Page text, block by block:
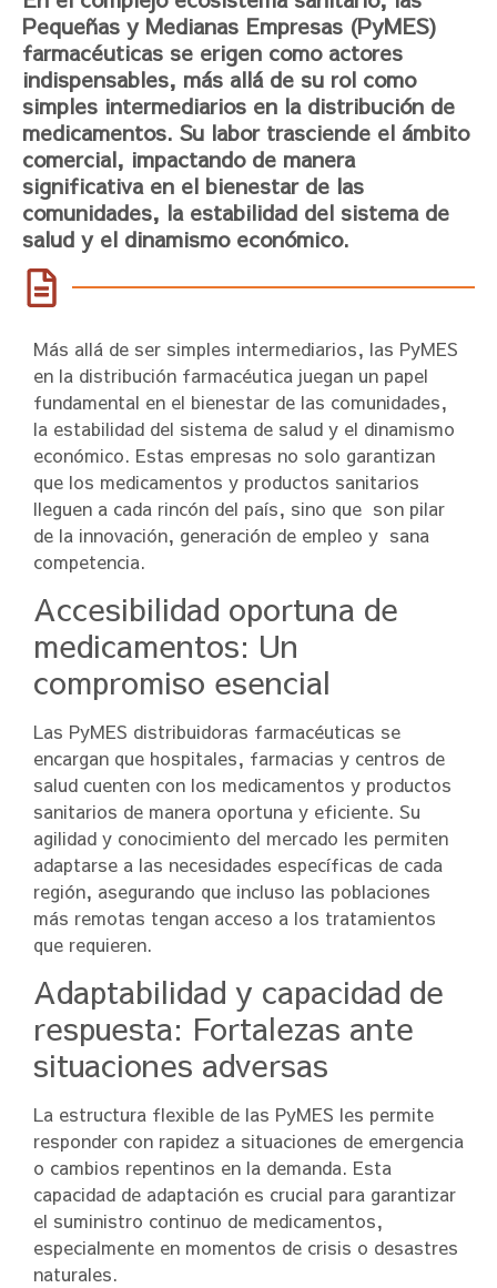
Pequeñas y Medianas Empresas (PyMES)
farmacéuticas se erigen como actores
indispensables, más allá de su rol como
simples intermediarios en la distribución de
medicamentos. Su labor trasciende el ámbito
comercial, impactando de manera
significativa en el bienestar de las
comunidades, la estabilidad del sistema de
salud y el dinamismo económico.
Más allá de ser simples intermediarios, las PyMES
en la distribución farmacéutica juegan un papel
fundamental en el bienestar de las comunidades,
la estabilidad del sistema de salud y el dinamismo
económico. Estas empresas no solo garantizan
que los medicamentos y productos sanitarios
lleguen a cada rincón del país, sino que son pilar
de la innovación, generación de empleo y sana
competencia.
Accesibilidad oportuna de
medicamentos: Un
compromiso esencial
Las PyMES distribuidoras farmacéuticas se
encargan que hospitales, farmacias y centros de
salud cuenten con los medicamentos y productos
sanitarios de manera oportuna y eficiente. Su
agilidad y conocimiento del mercado les permiten
adaptarse a las necesidades específicas de cada
región, asegurando que incluso las poblaciones
más remotas tengan acceso a los tratamientos
que requieren.
Adaptabilidad y capacidad de
respuesta: Fortalezas ante
situaciones adversas
La estructura flexible de las PyMES les permite
responder con rapidez a situaciones de emergencia
o cambios repentinos en la demanda. Esta
capacidad de adaptación es crucial para garantizar
el suministro continuo de medicamentos,
especialmente en momentos de crisis o desastres
naturales.